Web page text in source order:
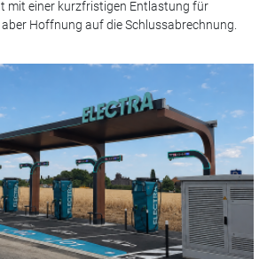
mit einer kurzfristigen Entlastung für
Hoffnung auf die Schlussabrechnung.